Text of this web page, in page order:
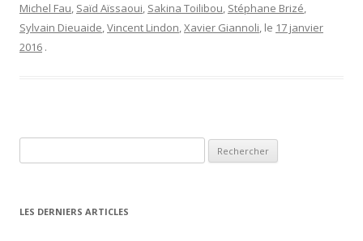
Michel Fau, Saïd Aïssaoui, Sakina Toilibou, Stéphane Brizé,
Sylvain Dieuaide,Vincent Lindon,Xavier Giannoli, le 17 janvier
2016 .
LES DERNIERS ARTICLES